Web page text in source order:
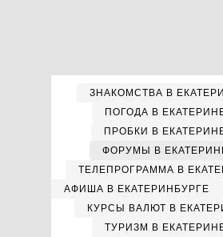
ЗНАКОМСТВА В
ПОГОДА В
ПРОБКИ В
ФОРУМЫ В
ТЕЛЕПРОГРАММА В
АФИША В ЕКАТЕРИНБУРГЕ
КУРСЫ ВАЛЮТ В
ТУРИЗМ В